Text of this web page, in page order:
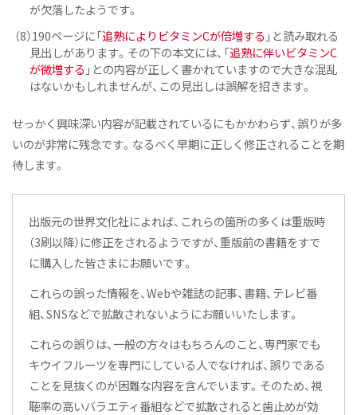
が欠落したようです。
（8）190ページに「追熟によりビタミンCが倍増する 」と読み取れる
見出しがあります。その下の本文には、「追熟に伴いビタミンC
が微増する 」との内容が正しく書かれていますので大きな混乱
はないかもしれませんが、この見出しは誤解を招きます。
せっかく興味深い内容が記載されているにもかかわらず、誤りが多
いのが非常に残念です。なるべく早期に正しく修正されることを期
待します。
出版元の世界文化社によれば、これらの箇所の多くは重版時
（3刷以降）に修正をされるようですが、重版前の書籍をすで
に購入した皆さまにお願いです。
これらの誤った情報を、Webや雑誌の記事、書籍、テレビ番
組、SNSなどで拡散されないようにお願いいたします。
これらの誤りは、一般の方々はもちろんのこと、専門家でも
キウイフルーツを専門にしている人でなければ、誤りである
ことを見抜くのが困難な内容を含んでいます。そのため、視
聴率の高いバラエティ番組などで拡散されると歯止めが効